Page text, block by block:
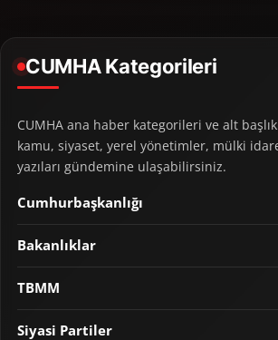
CUMHA Kategorileri
CUMHA ana haber kategorileri ve alt
kamu, siyaset, yerel yönetimler, mülki
yazıları gündemine ulaşabilirsiniz.
Cumhurbaşkanlığı
Bakanlıklar
TBMM
Siyasi Partiler